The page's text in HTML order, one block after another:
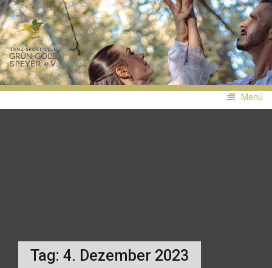
Zum
Inhalt
springen
TSC
Grün-
Gold
Menü
Tag: 4. Dezember 2023